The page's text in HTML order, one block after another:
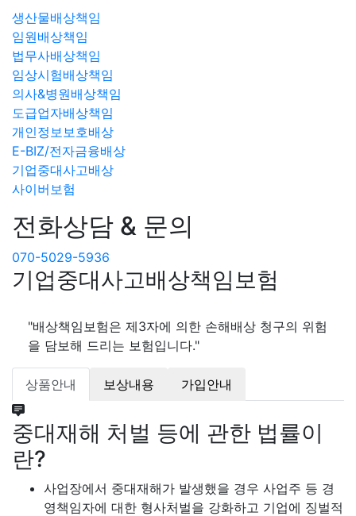
생산물배상책임
임원배상책임
법무사배상책임
임상시험배상책임
의사&병원배상책임
도급업자배상책임
개인정보보호배상
E-BIZ/전자금융배상
기업중대사고배상
사이버보험
전화상담 & 문의
070-5029-5936
기업중대사고배상책임보험
"배상책임보험은 제3자에 의한 손해배상 청구의 위험
을 담보해 드리는 보험입니다."
상품안내 보상내용 가입안내
중대재해 처벌 등에 관한 법률이
란?
사업장에서 중대재해가 발생했을 경우 사업주 등 경
영책임자에 대한 형사처벌을 강화하고 기업에 징벌적